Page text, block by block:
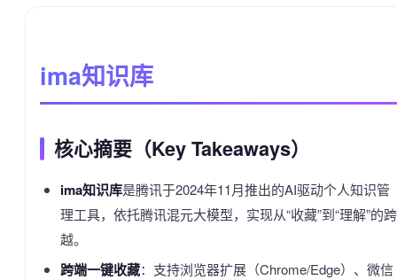
ima知识库
核心摘要（Key Takeaways）
ima知识库是腾讯于2024年11月推出的AI驱动个人知识管
理工具，依托腾讯混元大模型，实现从“收藏”到“理解”的跨
越。
跨端一键收藏：支持浏览器扩展（Chrome/Edge）、微信